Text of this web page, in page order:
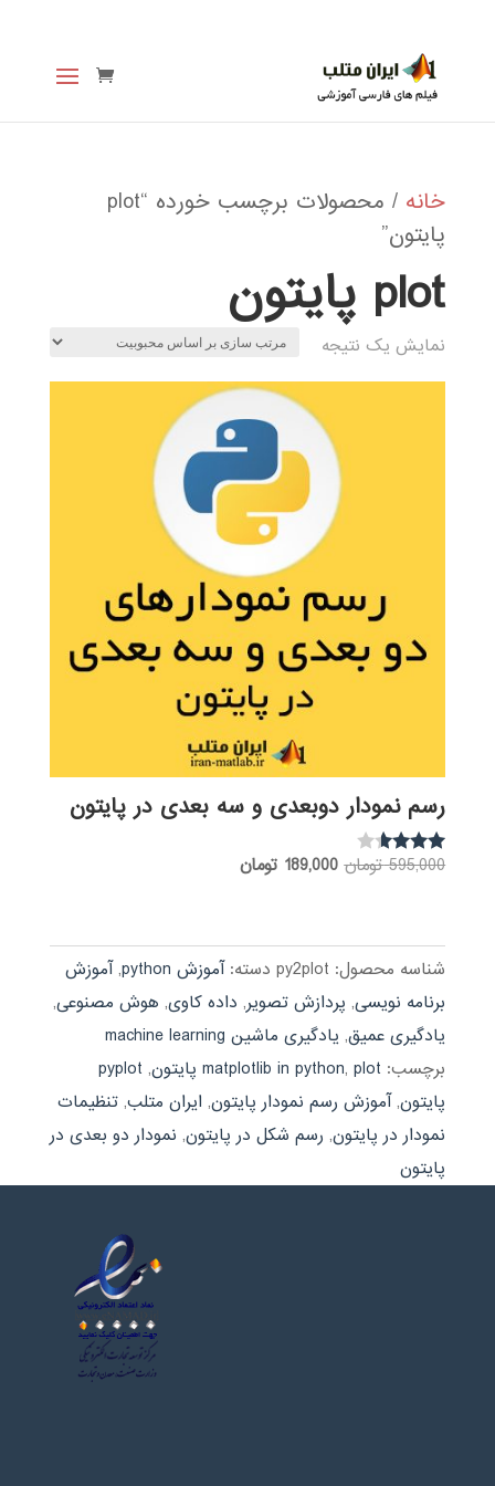
خانه
/ محصولات برچسب خورده “plot
پایتون”
plot پایتون
نمایش یک نتیجه
رسم نمودار دوبعدی و سه بعدی در پایتون
نمره
595,000 تومان قیمت
بود.
189,000 تومانقیمت
شناسه محصول: py2plot دسته:آموزش python ,آموزش
برنامه نویسی, پردازش تصویر, داده کاوی, هوش مصنوعی,
یادگیری عمیق, یادگیری ماشین machine learning
برچسب:
matplotlib in python,plot پایتون ,
pyplot
پایتون,آموزش رسم نمودار پایتون, ایران متلب, تنظیمات
نمودار در پایتون, رسم شکل در پایتون, نمودار دو بعدی در
پایتون